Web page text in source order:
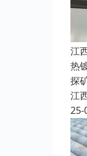
江
热
探
江
25-